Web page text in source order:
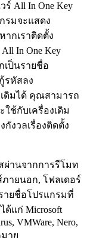
All In One Key
รมจะแสดง
กเราติดตั้ง
In One Key
เป็นรายชื่อ
รหัสลง
เดิมได้ คุณสามารถ
ช้กับเครื่องเดิม
กังวลเรื่องติดตั้ง
านจากการรีโมท
ภายนอก, โฟลเดอร์
ายชื่อโปรแกรมที่
แก่ Microsoft
VMWare, Nero,
าย